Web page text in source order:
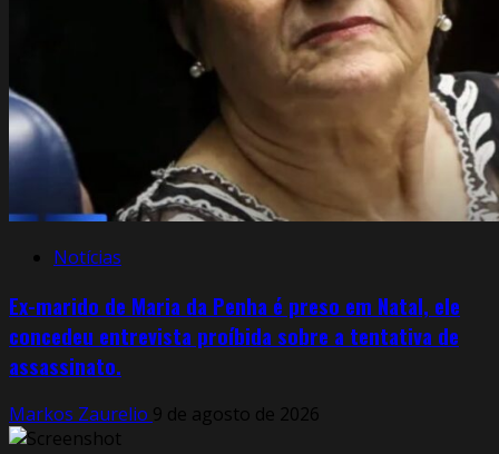
Notícias
Ex-marido de Maria da Penha é preso em Natal, ele
concedeu entrevista proíbida sobre a tentativa de
assassinato.
Markos Zaurelio 9 de agosto de 2026